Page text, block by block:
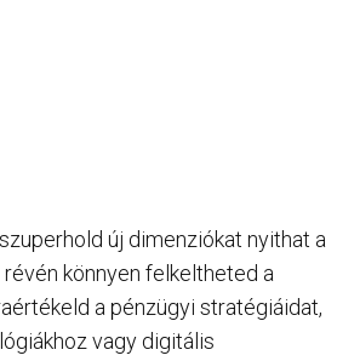
új dimenziókat nyithat a
könnyen felkeltheted a
a pénzügyi stratégiáidat,
vagy digitális